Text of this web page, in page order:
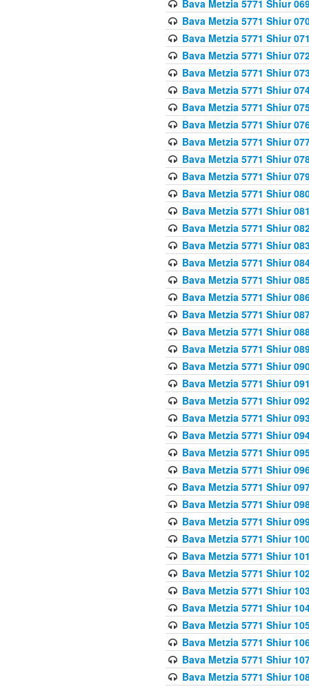
Bava Metzia 5771 Shiur
Bava Metzia 5771 Shiur
Bava Metzia 5771 Shiur
Bava Metzia 5771 Shiur
Bava Metzia 5771 Shiur
Bava Metzia 5771 Shiur
Bava Metzia 5771 Shiur
Bava Metzia 5771 Shiur
Bava Metzia 5771 Shiur
Bava Metzia 5771 Shiur
Bava Metzia 5771 Shiur
Bava Metzia 5771 Shiur
Bava Metzia 5771 Shiur
Bava Metzia 5771 Shiur
Bava Metzia 5771 Shiur
Bava Metzia 5771 Shiur
Bava Metzia 5771 Shiur
Bava Metzia 5771 Shiur
Bava Metzia 5771 Shiur
Bava Metzia 5771 Shiur
Bava Metzia 5771 Shiur
Bava Metzia 5771 Shiur
Bava Metzia 5771 Shiur
Bava Metzia 5771 Shiur
Bava Metzia 5771 Shiur
Bava Metzia 5771 Shiur
Bava Metzia 5771 Shiur
Bava Metzia 5771 Shiur
Bava Metzia 5771 Shiur
Bava Metzia 5771 Shiur
Bava Metzia 5771 Shiur
Bava Metzia 5771 Shiur
Bava Metzia 5771 Shiur
Bava Metzia 5771 Shiur
Bava Metzia 5771 Shiur
Bava Metzia 5771 Shiur
Bava Metzia 5771 Shiur
Bava Metzia 5771 Shiur
Bava Metzia 5771 Shiur
Bava Metzia 5771 Shiur